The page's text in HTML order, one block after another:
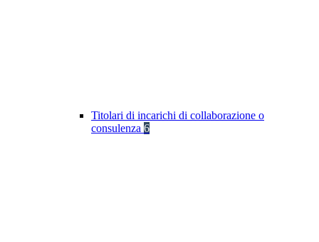
Titolari di incarichi di collaborazione o
consulenza 6